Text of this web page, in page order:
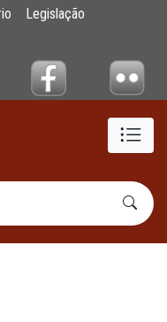
segundo
Legislação